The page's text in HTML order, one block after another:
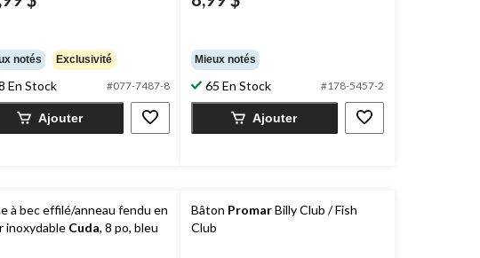
notés Exclusivité
En Stock #077-7487-8
Ajouter
Mieux notés
65 En Stock #178-5457-2
Ajouter
à bec effilé/anneau fendu en
inoxydable Cuda, 8 po, bleu
Bâton PromarBilly Club / Fish
Club